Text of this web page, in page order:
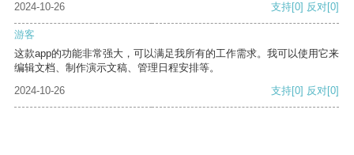
2024-10-26
支持[0] 反对[0]
游客
这款app的功能非常强大，可以满足我所有的工作需求。我可以使用它来
编辑文档、制作演示文稿、管理日程安排等。
2024-10-26
支持[0] 反对[0]